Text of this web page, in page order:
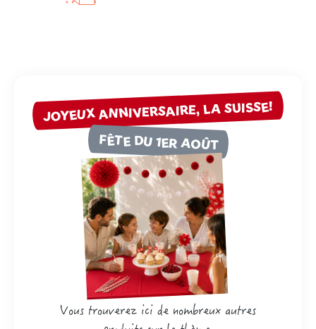
JOYEUX ANNIVERSAIRE, LA SUISSE!
FÊTE DU 1ER AOÛT
Vous trouverez ici de nombreux autres